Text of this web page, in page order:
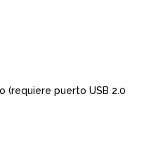
(requiere puerto USB 2.0